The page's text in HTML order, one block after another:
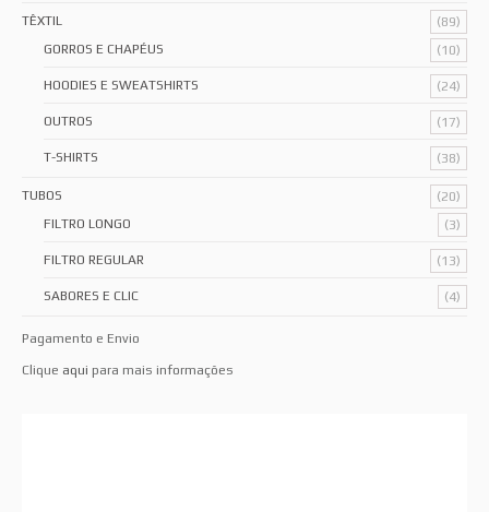
TÊXTIL
(89)
GORROS E CHAPÉUS
(10)
HOODIES E SWEATSHIRTS (24)
OUTROS (17)
T-SHIRTS (38)
TUBOS
(20)
FILTRO LONGO
(3)
FILTRO REGULAR (13)
SABORES E CLIC (4)
Pagamento e Envio
Clique aqui para mais informações